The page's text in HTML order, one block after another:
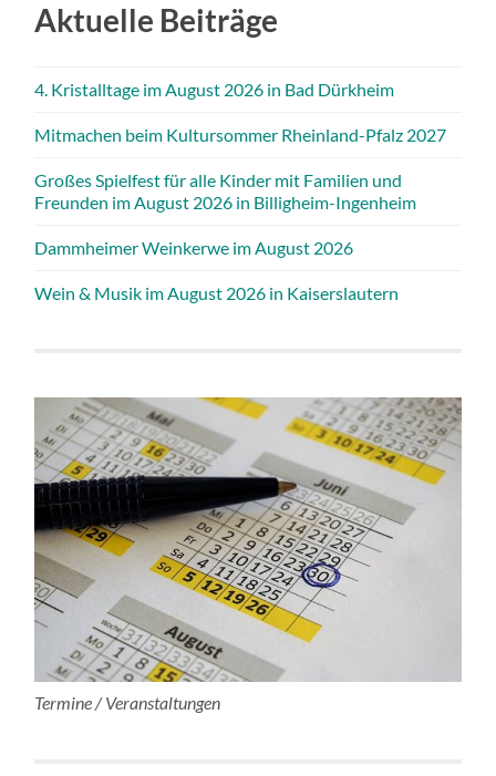
Aktuelle Beiträge
4. Kristalltage im August 2026 in Bad Dürkheim
Mitmachen beim Kultursommer Rheinland-Pfalz 2027
Großes Spielfest für alle Kinder mit Familien und
Freunden im August 2026 in Billigheim-Ingenheim
Dammheimer Weinkerwe im August 2026
Wein & Musik im August 2026 in Kaiserslautern
Termine / Veranstaltungen